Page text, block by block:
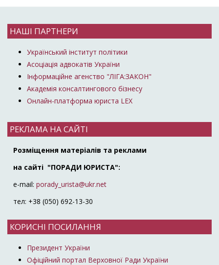
НАШІ ПАРТНЕРИ
Український інститут політики
Асоціація адвокатів України
Інформаційне агенство "ЛІГА:ЗАКОН"
Академія консалтингового бізнесу
Онлайн-платформа юриста LEX
РЕКЛАМА НА САЙТІ
Розміщення матеріалів та реклами
на сайті "ПОРАДИ ЮРИСТА":
e-mail: porady_urista@ukr.net
тел: +38 (050) 692-13-30
КОРИСНІ ПОСИЛАННЯ
Президент України
Офіційний портал Верховної Ради України